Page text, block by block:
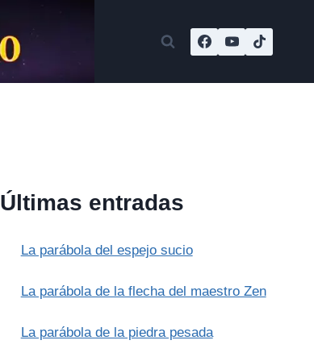
Últimas entradas
La parábola del espejo sucio
La parábola de la flecha del maestro Zen
La parábola de la piedra pesada